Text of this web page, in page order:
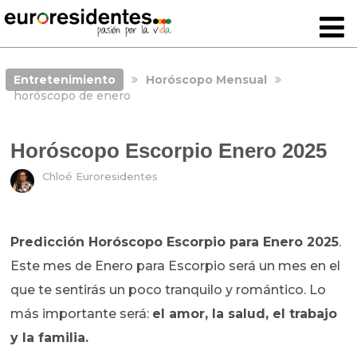
Entretenimiento
Horóscopo Mensual
horóscopo de enero
Horóscopo Escorpio Enero 2025
Chloé Euroresidentes
Predicción Horóscopo Escorpio para Enero 2025.
Este mes de Enero para Escorpio será un mes en el
que te sentirás un poco tranquilo y romántico. Lo
más importante será: el amor, la salud, el trabajo
y la familia.